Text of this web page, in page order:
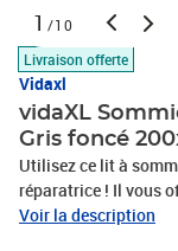
1 /10
Livraison offerte
Vidaxl
vidaXL
Gris foncé
Utilisez ce lit à
réparatrice ! Il vous
agréable. Matériau
Voir la description